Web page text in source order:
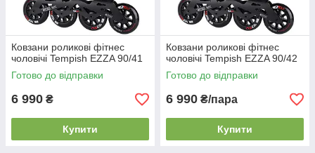
Ковзани роликові фітнес
чоловічі Tempish EZZA 90/41
Готово до відправки
6 990 ₴
Купити
Ковзани роликові фітнес
чоловічі Tempish EZZA 90/42
Готово до відправки
6 990 ₴/пара
Купити